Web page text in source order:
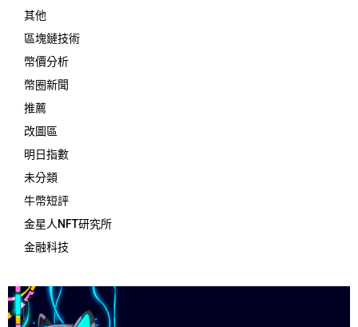
其他
區塊鏈技術
幣價分析
幣圈新聞
推薦
改圖區
明日指數
未分類
牛幣短評
金星人NFT研究所
金融科技